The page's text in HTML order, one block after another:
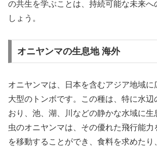
の共生を学ぶことは、持続可能な未来へ
しょう。
オニヤンマの生息地 海外
オニヤンマは、日本を含むアジア地域に
大型のトンボです。この種は、特に水辺
おり、池、湖、川などの静かな水域に生
虫のオニヤンマは、その優れた飛行能力
を移動することができ、食料を求めたり